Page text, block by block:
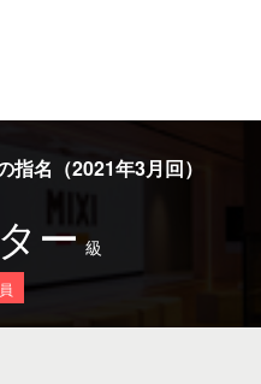
指名（2021年3月回）
ー 級